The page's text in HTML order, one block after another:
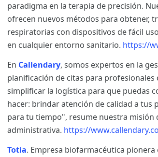
paradigma en la terapia de precisión.
ofrecen nuevos métodos para obtener,
respiratorias con dispositivos de fácil
en cualquier entorno sanitario. https://
En Callendary, somos expertos en la
planificación de citas para
simplificar la logística para que puedas
hacer: brindar atención de calidad a tus
para tu tiempo", resume nuestra misión
administrativa. https://
Totia. Empresa biofarmacéutica